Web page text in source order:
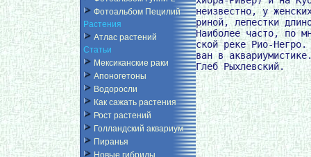
Фотоальбом Пецилий
Растения
Атлас растений
Статьи
Мексиканские раки
Апоногетоны
Водоросли
Как сажать растения
Рост растений
Голландский аквариум
Пиранья
Новые гибриды
неизвестно, у
риной, лепестки
Наиболее часто, по
ской реке Рио-
ван в